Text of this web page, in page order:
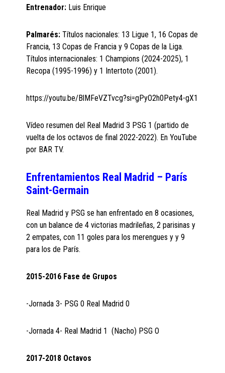
Entrenador: Luis Enrique
Palmarés:Títulos nacionales: 13 Ligue 1, 16 Copas de
Francia, 13 Copas de Francia y 9 Copas de la Liga.
Títulos internacionales: 1 Champions (2024-2025), 1
Recopa (1995-1996) y 1 Intertoto (2001).
https://youtu.be/BlMFeVZTvcg?si=gPyO2h0Pety4-gX1
Vídeo resumen del Real Madrid 3 PSG 1 (partido de
vuelta de los octavos de final 2022-2022). En YouTube
por BAR TV.
Enfrentamientos Real Madrid – París
Saint-Germain
Real Madrid y PSG se han enfrentado en 8 ocasiones,
con un balance de 4 victorias madrileñas, 2 parisinas y
2 empates, con 11 goles para los merengues y y 9
para los de París.
2015-2016 Fase de Grupos
-Jornada 3- PSG 0 Real Madrid 0
-Jornada 4- Real Madrid 1 (Nacho) PSG O
2017-2018 Octavos